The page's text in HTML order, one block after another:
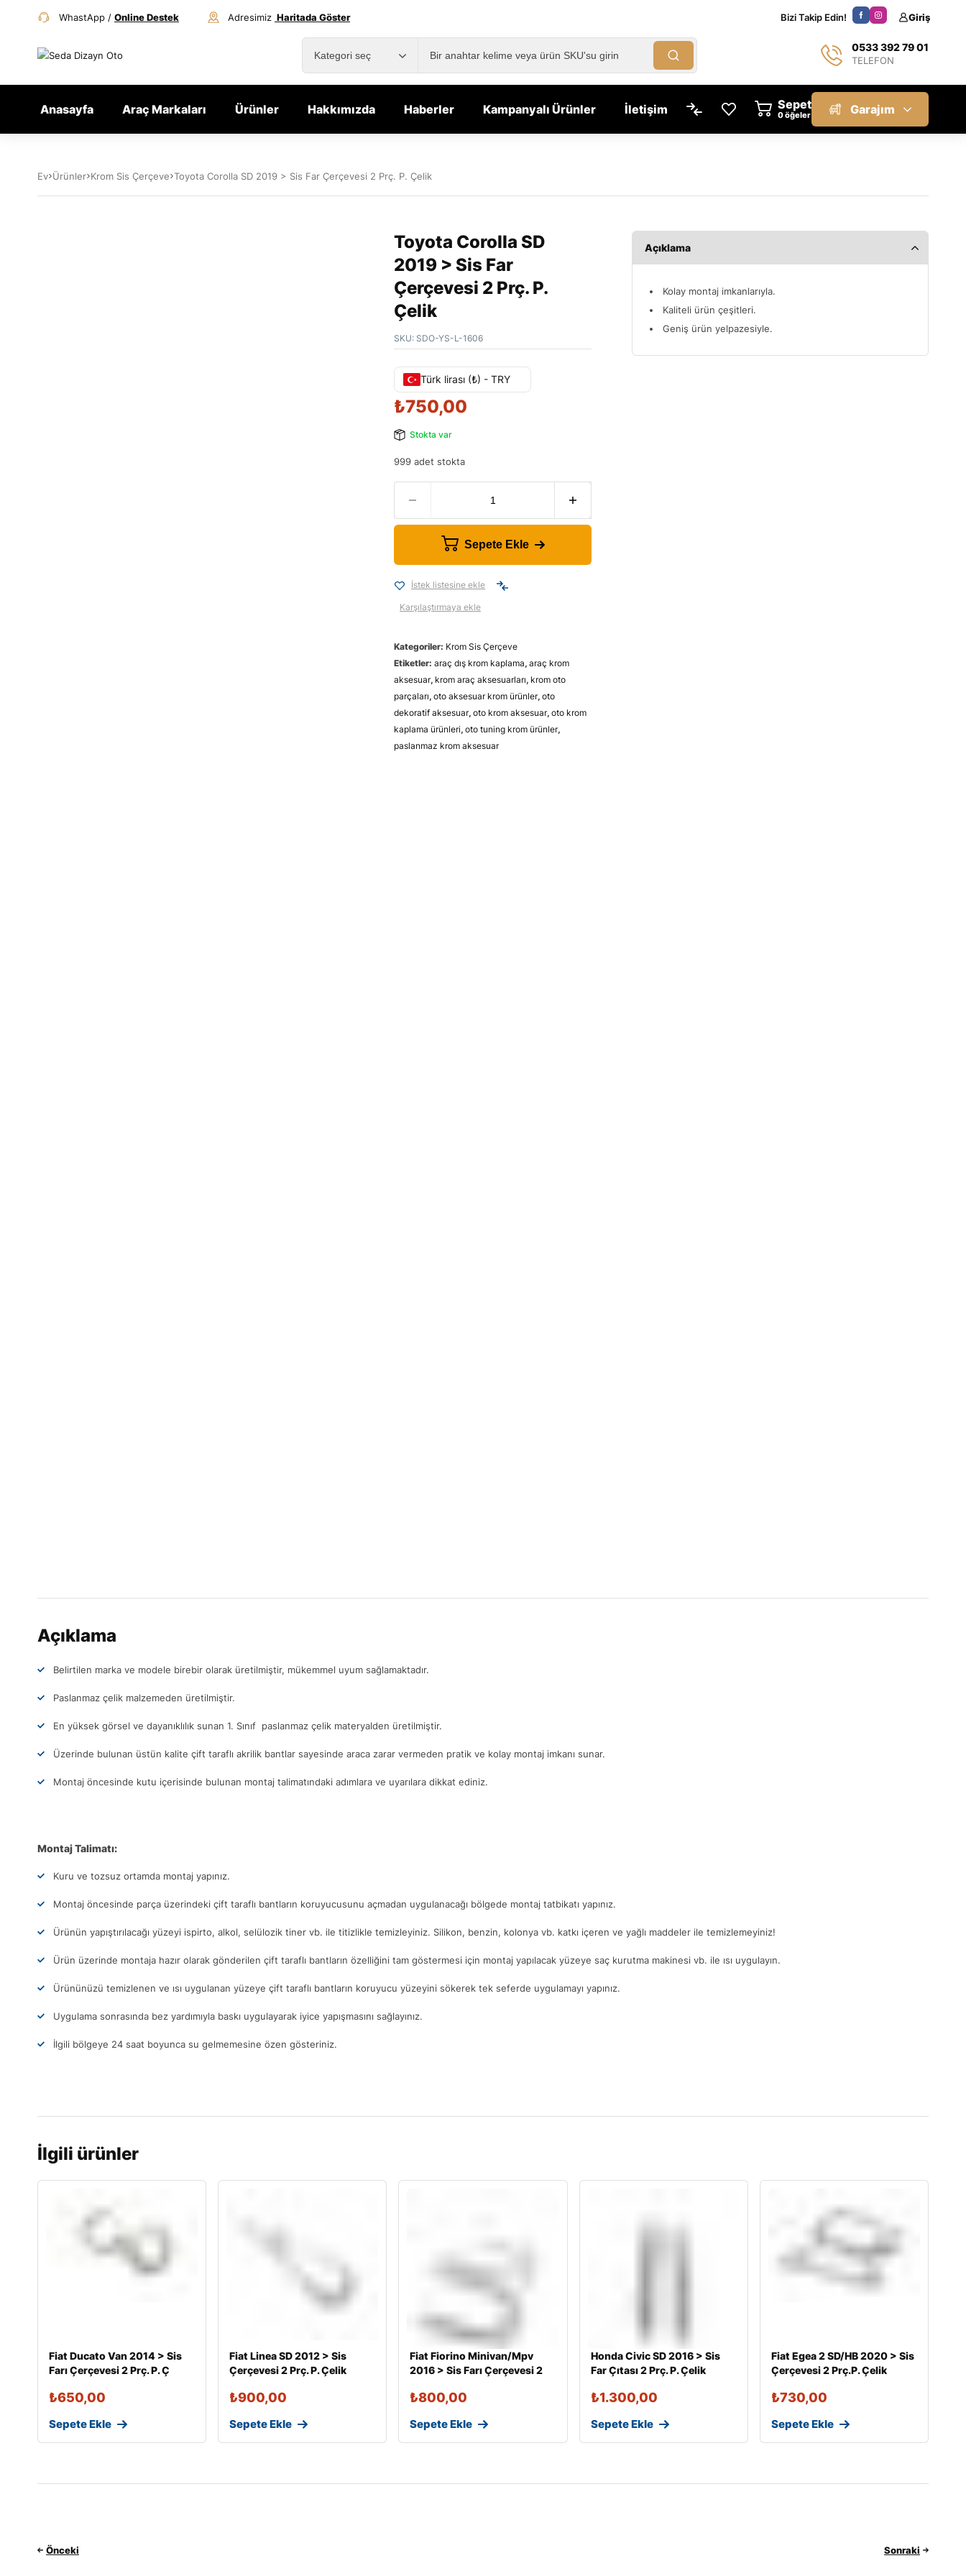
WhastApp / Online Destek Adresimiz Haritada Göster Bizi Takip Edin! Giriş
0533 392 79 01
TELEFON
Anasayfa Araç Markaları Ürünler Hakkımızda Haberler Kampanyalı Ürünler İletişim Sepet
öğeler Garajım
Ev Ürünler Krom Sis Çerçeve Toyota Corolla SD 2019 > Sis Far Çerçevesi 2 Prç. P. Çelik
Toyota Corolla SD
2019 > Sis Far
Çerçevesi 2 Prç. P.
Çelik
SKU: SDO-YS-L-1606
Türk lirası (₺) - TRY
₺750,00
Stokta var
999 adet stokta
Sepete Ekle
İstek listesine ekle
Karşılaştırmaya ekle
Kategoriler: Krom Sis Çerçeve
Etiketler: araç dış krom kaplama, araç krom
aksesuar, krom araç aksesuarları, krom oto
parçaları, oto aksesuar krom ürünler, oto
dekoratif aksesuar, oto krom aksesuar, oto krom
kaplama ürünleri, oto tuning krom ürünler,
paslanmaz krom aksesuar
Açıklama
Kolay montaj imkanlarıyla.
Kaliteli ürün çeşitleri.
Geniş ürün yelpazesiyle.
Açıklama
Belirtilen marka ve modele birebir olarak üretilmiştir, mükemmel uyum sağlamaktadır.
Paslanmaz çelik malzemeden üretilmiştir.
En yüksek görsel ve dayanıklılık sunan 1. Sınıf paslanmaz çelik materyalden üretilmiştir.
Üzerinde bulunan üstün kalite çift taraflı akrilik bantlar sayesinde araca zarar vermeden pratik ve kolay montaj imkanı sunar.
Montaj öncesinde kutu içerisinde bulunan montaj talimatındaki adımlara ve uyarılara dikkat ediniz.
Montaj Talimatı:
Kuru ve tozsuz ortamda montaj yapınız.
Montaj öncesinde parça üzerindeki çift taraflı bantların koruyucusunu açmadan uygulanacağı bölgede montaj tatbikatı yapınız.
Ürünün yapıştırılacağı yüzeyi ispirto, alkol, selülozik tiner vb. ile titizlikle temizleyiniz. Silikon, benzin, kolonya vb. katkı içeren ve yağlı maddeler ile temizlemeyiniz!
Ürün üzerinde montaja hazır olarak gönderilen çift taraflı bantların özelliğini tam göstermesi için montaj yapılacak yüzeye saç kurutma makinesi vb. ile ısı uygulayın.
Ürününüzü temizlenen ve ısı uygulanan yüzeye çift taraflı bantların koruyucu yüzeyini sökerek tek seferde uygulamayı yapınız.
Uygulama sonrasında bez yardımıyla baskı uygulayarak iyice yapışmasını sağlayınız.
İlgili bölgeye 24 saat boyunca su gelmemesine özen gösteriniz.
İlgili ürünler
Fiat Ducato Van 2014 > Sis
Farı Çerçevesi 2 Prç. P. Ç
₺650,00
Sepete Ekle
Fiat Linea SD 2012 > Sis
Çerçevesi 2 Prç. P. Çelik
₺900,00
Sepete Ekle
Fiat Fiorino Minivan/Mpv
2016 > Sis Farı Çerçevesi 2
₺800,00
Sepete Ekle
Honda Civic SD 2016 > Sis
Far Çıtası 2 Prç. P. Çelik
₺1.300,00
Sepete Ekle
Fiat Egea 2 SD/HB 2020 > Sis
Çerçevesi 2 Prç.P. Çelik
₺730,00
Sepete Ekle
Önceki Sonraki